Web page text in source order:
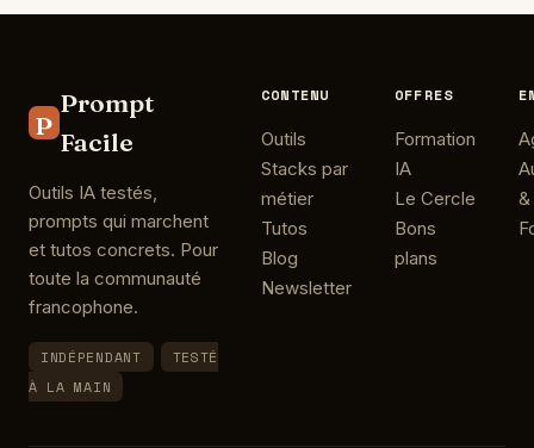
P
Prompt
Facile
Outils IA testés,
prompts qui marchent
et tutos concrets. Pour
toute la communauté
francophone.
INDÉPENDANT
TESTÉ
À LA MAIN
CONTENU
Outils
Stacks par
métier
Tutos
Blog
Newsletter
OFFRES
Formation
IA
Le Cercle
Bons
plans